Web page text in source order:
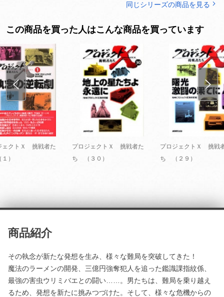
同じシリーズの商品を見る
この商品を買った人はこんな商品を買っています
ェクトＸ 挑戦者た
）
プロジェクトＸ 挑戦者た
ち （３０）
プロジェクトＸ 挑戦
ち （２９）
商品紹介
その執念が新たな発想を生み、様々な難局を突破してきた！
魔法のラーメンの開発、三億円強奪犯人を追った鑑識課指紋係、
最強の害虫ウリミバエとの闘い……。男たちは、難局を乗り越え
るため、発想を新たに挑みつづけた。そして、様々な危機からの